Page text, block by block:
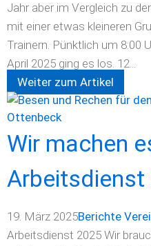
Jahr aber im Vergleich zu
mit einer etwas kleineren
Trainern. Pünktlich um 8:00
April 2025 ging es los. 12...
Weiter zum Artikel
Wir machen
Arbeitsdienst
19. März 2025Berichte
Arbeitsdienst 2025 Wir